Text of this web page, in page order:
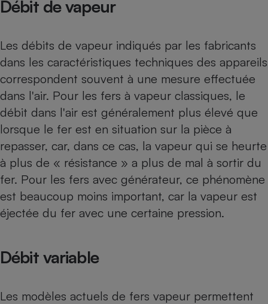
Débit de vapeur
Les débits de vapeur indiqués par les fabricants
dans les caractéristiques techniques des appareils
correspondent souvent à une mesure effectuée
dans l'air. Pour les fers à vapeur classiques, le
débit dans l'air est généralement plus élevé que
lorsque le fer est en situation sur la pièce à
repasser, car, dans ce cas, la vapeur qui se heurte
à plus de « résistance » a plus de mal à sortir du
fer. Pour les fers avec générateur, ce phénomène
est beaucoup moins important, car la vapeur est
éjectée du fer avec une certaine pression.
Débit variable
Les modèles actuels de fers vapeur permettent